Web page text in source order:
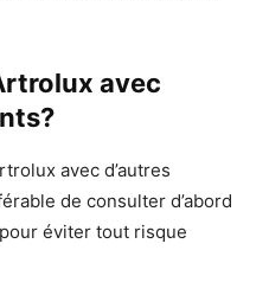
avec
avec d’autres
de consulter d’abord
éviter tout risque